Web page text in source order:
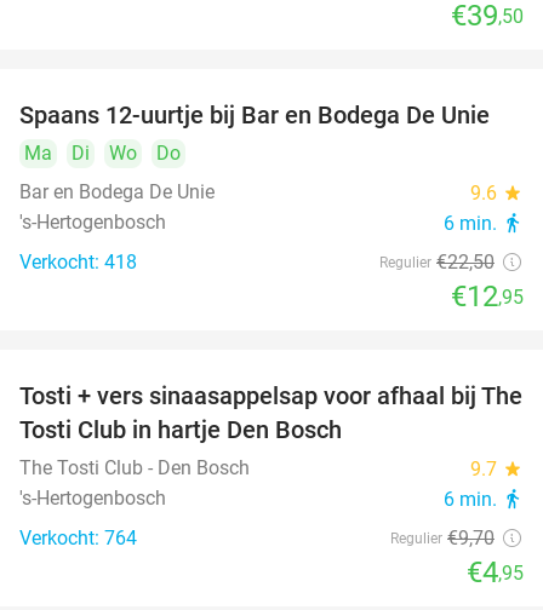
€39,50
42%
Spaans 12-uurtje bij Bar en Bodega De Unie
Ma Di Wo
Do
Bar en Bodega De Unie
9.6 star
's-Hertogenbosch 6 min. directions_walk
Verkocht: 418 Regulier €22,50
€12,95
49%
Tosti + vers sinaasappelsap voor afhaal bij The
Tosti Club in hartje Den Bosch
The Tosti Club - Den Bosch 9.7 star
's-Hertogenbosch 6 min. directions_walk
Verkocht: 764 Regulier €9,70
€4,95